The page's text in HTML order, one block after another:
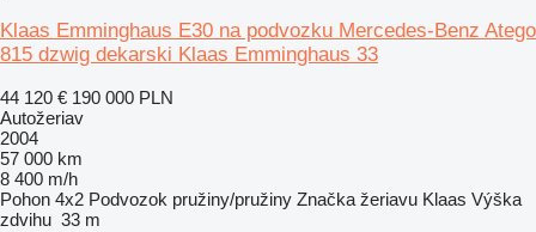
Klaas Emminghaus E30 na podvozku Mercedes-Benz Atego
815 dzwig dekarski Klaas Emminghaus 33
44 120 € 190 000 PLN
Autožeriav
2004
57 000 km
8 400 m/h
Pohon 4x2 Podvozok pružiny/pružiny Značka žeriavu Klaas Výška
zdvihu 33 m